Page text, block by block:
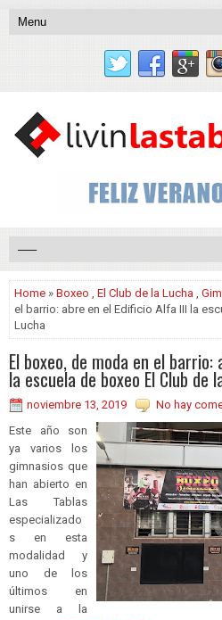
Home » Boxeo , El Club de la Lucha ,
el barrio: abre en el Edificio Alfa III la
Lucha
El boxeo, de moda en el
la escuela de boxeo El Club de
noviembre 13, 2019
No hay
Este año son
ya varios los
gimnasios que
han abierto en
Las Tablas
especializado
s en esta
modalidad y
uno de los
últimos en
unirse a la